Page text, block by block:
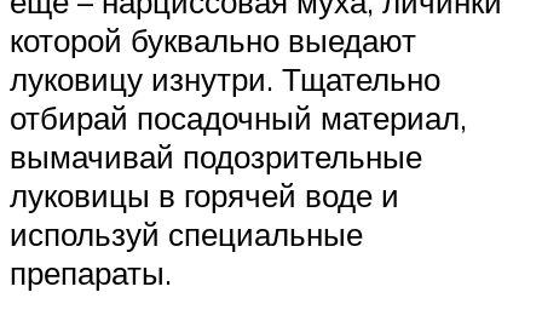
которой буквально выедают
луковицу изнутри. Тщательно
отбирай посадочный материал,
вымачивай подозрительные
луковицы в горячей воде и
используй специальные
препараты.